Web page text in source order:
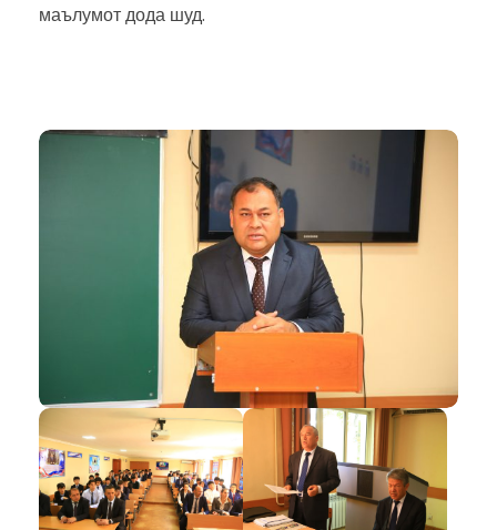
маълумот дода шуд.